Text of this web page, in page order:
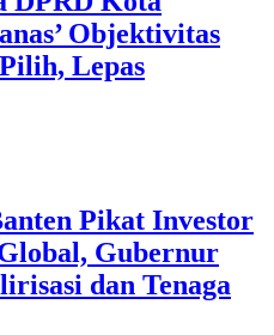
Objektivitas
Lepas
Pikat Investor
Gubernur
dan Tenaga